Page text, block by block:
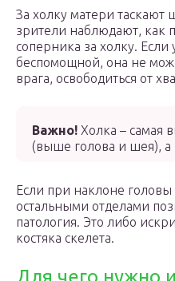
За холку матери таскают
зрители наблюдают, как
соперника за холку. Если
беспомощной, она не
врага, освободиться от
Важно! Холка – самая
(выше голова и шея), а
Если при наклоне
остальными отделами
патология. Это либо
костяка скелета.
Для чего нужно